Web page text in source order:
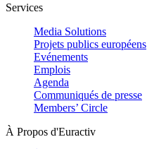
Services
Media Solutions
Projets publics européens
Evénements
Emplois
Agenda
Communiqués de presse
Members’ Circle
À Propos d'Euractiv